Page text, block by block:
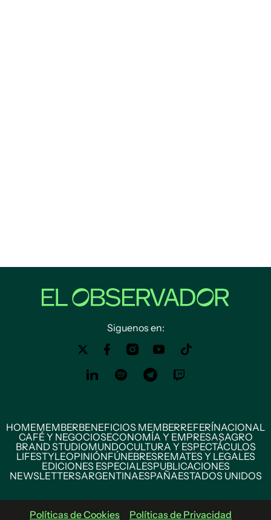
Siguenos en:
HOMEMEMBERBENEFICIOS MEMBERREFERÍNACIONAL
CAFÉ Y NEGOCIOSECONOMÍA Y EMPRESASAGRO
BRAND STUDIOMUNDOCULTURA Y ESPECTÁCULOS
LIFESTYLEOPINIÓNFÚNEBRESREMATES Y LEGALES
EDICIONES ESPECIALESPUBLICACIONES
NEWSLETTERSARGENTINAESPAÑAESTADOS UNIDOS
Políticas de Cookies Políticas de Privacidad